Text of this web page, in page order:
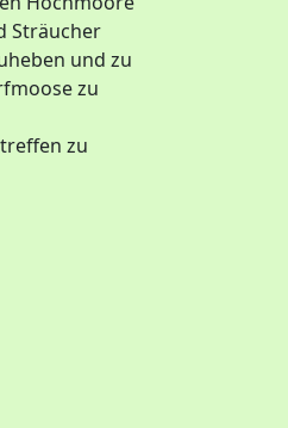
Sträucher
und zu
zu
zu